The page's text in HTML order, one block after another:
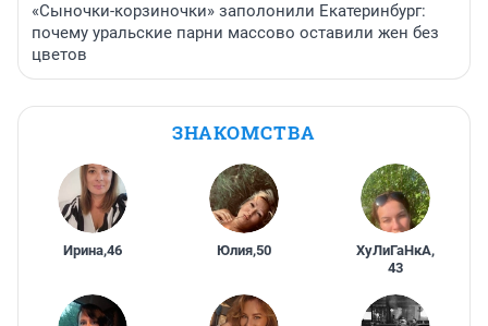
«Сыночки-корзиночки» заполонили Екатеринбург:
почему уральские парни массово оставили жен без
цветов
ЗНАКОМСТВА
Ирина,46 Юлия,50 ХуЛиГаНкА,
43